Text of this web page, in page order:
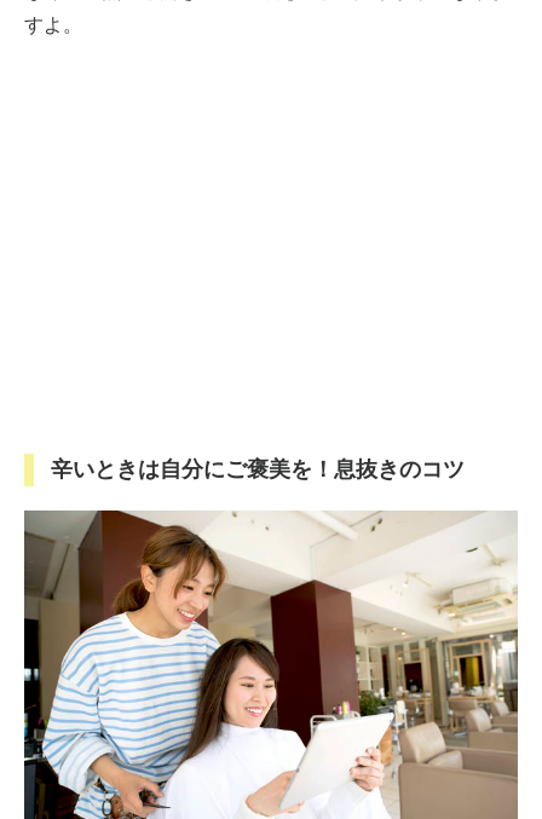
すよ。
辛いときは自分にご褒美を！息抜きのコツ